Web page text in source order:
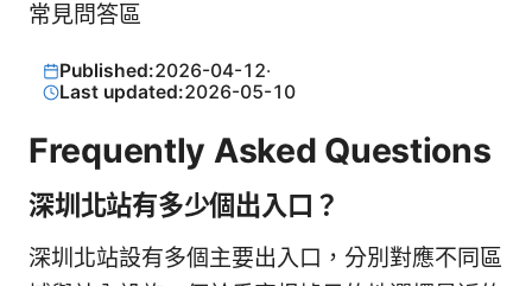
常見問答區
Published:2026-04-12·
Last updated:2026-05-10
Frequently Asked Questions
深圳北站有多少個出入口？
深圳北站設有多個主要出入口，分別對應不同區